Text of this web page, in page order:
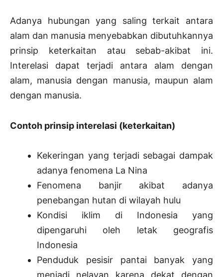
Adanya hubungan yang saling terkait antara
alam dan manusia menyebabkan dibutuhkannya
prinsip keterkaitan atau sebab-akibat ini.
Interelasi dapat terjadi antara alam dengan
alam, manusia dengan manusia, maupun alam
dengan manusia.
Contoh prinsip interelasi (keterkaitan)
Kekeringan yang terjadi sebagai dampak
adanya fenomena La Nina
Fenomena banjir akibat adanya
penebangan hutan di wilayah hulu
Kondisi iklim di Indonesia yang
dipengaruhi oleh letak geografis
Indonesia
Penduduk pesisir pantai banyak yang